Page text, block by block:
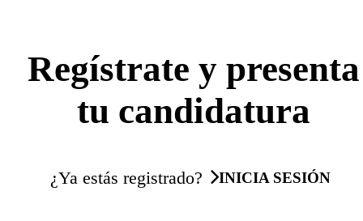
Regístrate y presenta
tu candidatura
¿Ya estás registrado? INICIA SESIÓN